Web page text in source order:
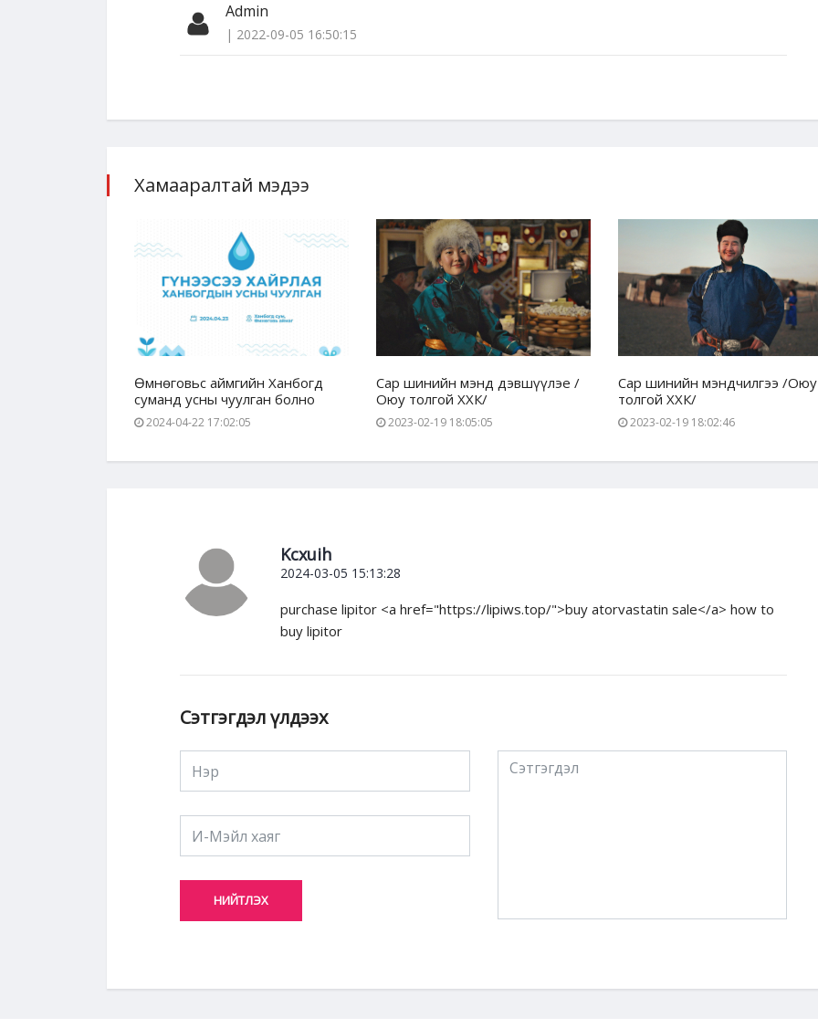
Admin
| 2022-09-05 16:50:15
Хамааралтай мэдээ
Өмнөговьс аймгийн Ханбогд
суманд усны чуулган болно
2024-04-22 17:02:05
Сар шинийн мэнд дэвшүүлэе /
Оюу толгой ХХК/
2023-02-19 18:05:05
Сар шинийн мэндчилгээ /Оюу
толгой ХХК/
2023-02-19 18:02:46
Kcxuih
2024-03-05 15:13:28
purchase lipitor <a href="https://lipiws.top/">buy atorvastatin sale</a> how to
buy lipitor
Сэтгэгдэл үлдээх
НИЙТЛЭХ